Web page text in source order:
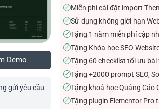
Demo
gửi yêu cầu
✓Miễn phí cài đặt import
✓Sử dụng không giới hạn
✓Tặng 1 năm miễn phí cập
✓Tặng Khóa học SEO
✓Tặng 60 checklist tối ưu
✓Tặng +2000 prompt SEO,
✓Tặng khoá học Quảng Cáo
✓Tặng plugin Elementor Pro